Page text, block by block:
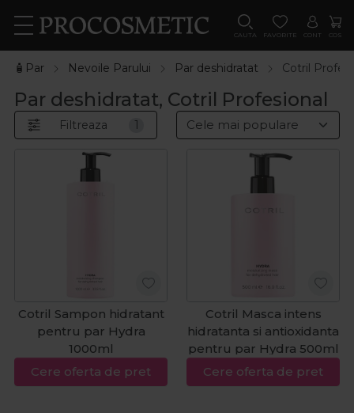
CAUTA FAVORITE CONT COS
🧴Par Nevoile Parului Par deshidratat Cotril
Par deshidratat, Cotril Profesional
Filtreaza 1
Cotril Sampon hidratant
pentru par Hydra
1000ml
Cere oferta de pret
Cotril Masca intens
hidratanta si antioxidanta
pentru par Hydra 500ml
Cere oferta de pret